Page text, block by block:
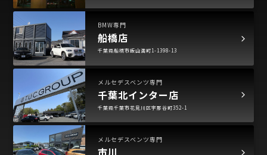
BMW専門
船橋店
千葉県船橋市飯山満町1-1398-13
メルセデスベンツ専門
千葉北インター店
千葉県千葉市花見川区宇那谷町352-1
メルセデスベンツ専門
市川